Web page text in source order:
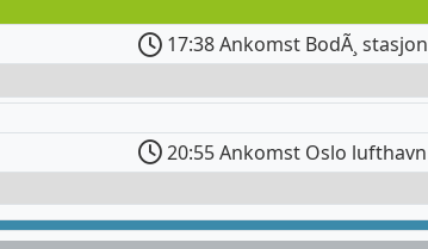
17:38 Ankomst BodÃ¸ stasjon
20:55 Ankomst Oslo lufthavn